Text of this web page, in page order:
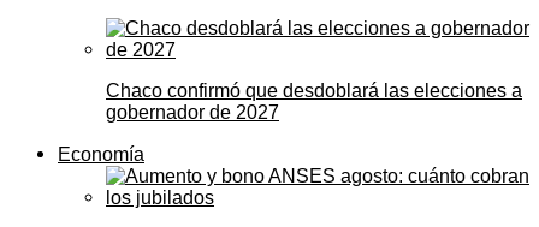
Chaco confirmó que desdoblará las elecciones a
gobernador de 2027
Economía